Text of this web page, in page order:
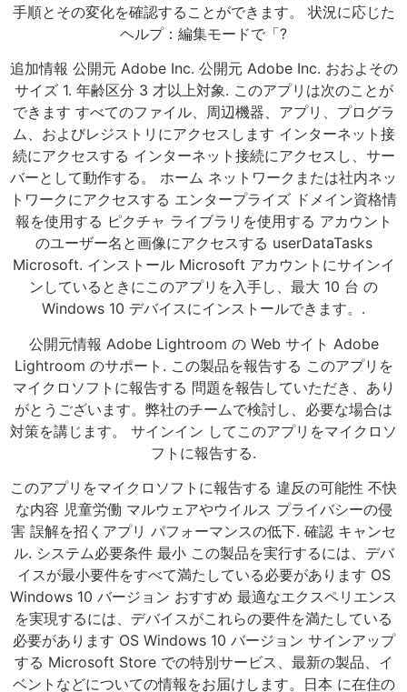
手順とその変化を確認することができます。 状況に応じた
ヘルプ：編集モードで「?
追加情報 公開元 Adobe Inc. 公開元 Adobe Inc. おおよその
サイズ 1. 年齢区分 3 才以上対象. このアプリは次のことが
できます すべてのファイル、周辺機器、アプリ、プログラ
ム、およびレジストリにアクセスします インターネット接
続にアクセスする インターネット接続にアクセスし、サー
バーとして動作する。 ホーム ネットワークまたは社内ネッ
トワークにアクセスする エンタープライズ ドメイン資格情
報を使用する ピクチャ ライブラリを使用する アカウント
のユーザー名と画像にアクセスする userDataTasks
Microsoft. インストール Microsoft アカウントにサインイ
ンしているときにこのアプリを入手し、最大 10 台 の
Windows 10 デバイスにインストールできます。.
公開元情報 Adobe Lightroom の Web サイト Adobe
Lightroom のサポート. この製品を報告する このアプリを
マイクロソフトに報告する 問題を報告していただき、あり
がとうございます。弊社のチームで検討し、必要な場合は
対策を講じます。 サインイン してこのアプリをマイクロソ
フトに報告する.
このアプリをマイクロソフトに報告する 違反の可能性 不快
な内容 児童労働 マルウェアやウイルス プライバシーの侵
害 誤解を招くアプリ パフォーマンスの低下. 確認 キャンセ
ル. システム必要条件 最小 この製品を実行するには、デバ
イスが最小要件をすべて満たしている必要があります OS
Windows 10 バージョン おすすめ 最適なエクスペリエンス
を実現するには、デバイスがこれらの要件を満たしている
必要があります OS Windows 10 バージョン サインアップ
する Microsoft Store での特別サービス、最新の製品、イ
ベントなどについての情報をお届けします。日本 に在住の